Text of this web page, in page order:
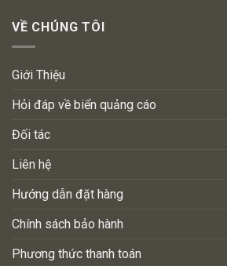
VỀ CHÚNG TÔI
Giới Thiệu
Hỏi đáp về biển quảng cáo
Đối tác
Liên hệ
Hướng dẫn đặt hàng
Chính sách bảo hành
Phương thức thanh toán